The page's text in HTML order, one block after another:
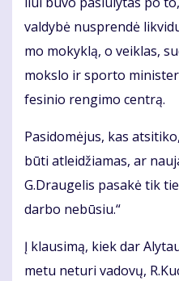
val­dy­bė nu­spren­dė
mo mo­kyk­lą, o veik­las,
moks­lo ir spor­to
fe­si­nio ren­gi­mo cen­trą.
Pa­si­do­mė­jus, kas
bū­ti at­lei­džia­mas, ar
G.Drau­ge­lis pa­sa­kė tik
dar­bo ne­bū­siu.“
Į klau­si­mą, kiek dar
me­tu ne­tu­ri va­do­vų,